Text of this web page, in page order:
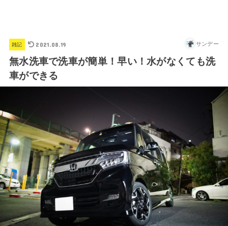
雑記 2021.08.19 サンデー
無水洗車で洗車が簡単！早い！水がなくても洗
車ができる